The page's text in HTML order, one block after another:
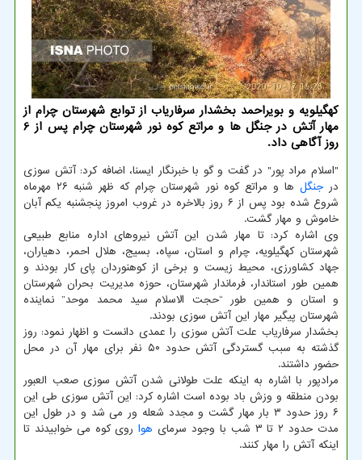
كهگیلویه و بویراحمد بخشدار سرفاریاب از توابع شهرستان چرام از
مهار آتش در جنگل ها و مراتع كوه نور شهرستان چرام پس از 6
روز آگاهی داد.
"اسلام مراد پور" در گفت و گو با خبرنگار ایسنا، اضافه کرد: آتش سوزی
درجنگل
ها و مراتع کوه نور شهرستان چرام که ظهر شنبه ۲۶ مهرماه
شروع شده بود پس از ۶ روز بالاخره در غروب امروز پنجشنبه یکم آبان
خاموش و مهار گشت.
وی اشاره کرد: تا مهار شدن این آتش نیروهای اداره منابع طبیعی
شهرستان کهگیلویه، چرام و استان، سپاه، بسیج، هلال احمر، دهیاران،
جهاد کشاورزی، محیط زیست و برخی از کوهنوردان پای کار بودند و
همین طور استاندار، فرماندار شهرستان، حوزه مدیریت بحران شهرستان
و استان و همین طور “حجت الاسلام سید محمد موحد” نماینده
شهرستان پیگیر مهار این آتش سوزی بودند.
بخشدار سرفاریاب علت آتش سوزی را عمدی دانست و اظهار نمود: روز
گذشته به سبب گستردگی آتش حدود ۵۰ نفر برای مهار آن در محل
حضور داشتند.
مرادپور با اشاره به اینکه علت طولانی شدن آتش سوزی صعب العبور
بودن منطقه و وزش باد بوده است اشاره کرد: این آتش سوزی طی این
۶ روز حدود ۳ بار مهار گشت و مجدد شعله ور می شد و در طول این
مدت حدود ۲ تا ۳ شب با وجود سرمای
هواروی کوه می خوابیدند تا
اینکه آتش را مهار کنند.